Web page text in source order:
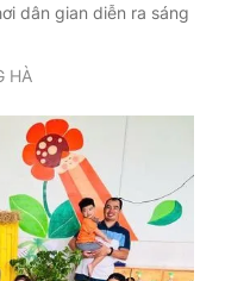
dân gian diễn ra sáng
HÀ